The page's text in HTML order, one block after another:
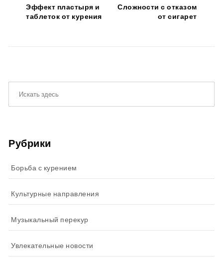
Эффект пластыря и
таблеток от курения
Сложности с отказом
от сигарет
Рубрики
Борьба с курением
Культурные направления
Музыкальный перекур
Увлекательные новости